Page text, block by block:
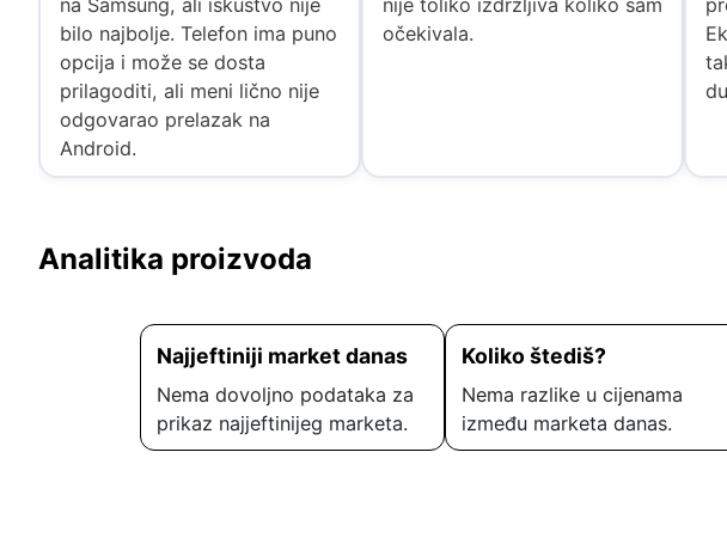
na Samsung, ali iskustvo nije
bilo najbolje. Telefon ima puno
opcija i može se dosta
prilagoditi, ali meni lično nije
odgovarao prelazak na
Android.
nije toliko izdržljiva koliko sam
očekivala.
Analitika proizvoda
Najjeftiniji market danas
Nema dovoljno podataka za
prikaz najjeftinijeg marketa.
Koliko štediš?
Nema razlike u cijenama
između marketa danas.